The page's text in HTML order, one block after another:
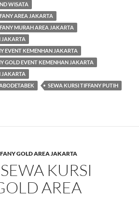
WISATA
AREA JAKARTA
MURAH AREA JAKARTA
JAKARTA
EVENT KEMENHAN JAKARTA
GOLD EVENT KEMENHAN JAKARTA
JAKARTA
SEWA KURSI TIFFANY PUTIH
GOLD AREA JAKARTA
KURSI
AREA